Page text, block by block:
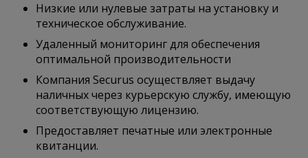
Низкие или нулевые затраты на установку и
техническое обслуживание.
Удаленный мониторинг для обеспечения
оптимальной производительности
Компания Securus осуществляет выдачу
наличных через курьерскую службу, имеющую
соответствующую лицензию.
Предоставляет печатные или электронные
квитанции.